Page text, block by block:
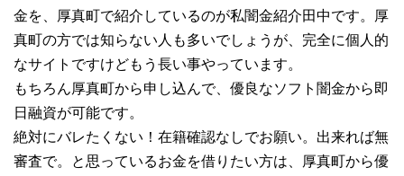
金を、厚真町で紹介しているのが私闇金紹介田中です。厚
真町の方では知らない人も多いでしょうが、完全に個人的
なサイトですけどもう長い事やっています。
もちろん厚真町から申し込んで、優良なソフト闇金から即
日融資が可能です。
絶対にバレたくない！在籍確認なしでお願い。出来れば無
審査で。と思っているお金を借りたい方は、厚真町から優